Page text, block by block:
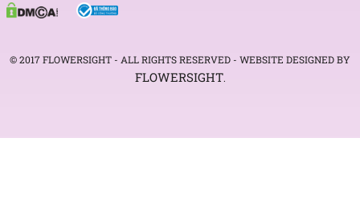
© 2017 FLOWERSIGHT - ALL RIGHTS RESERVED - WEBSITE DESIGNED BY
FLOWERSIGHT.